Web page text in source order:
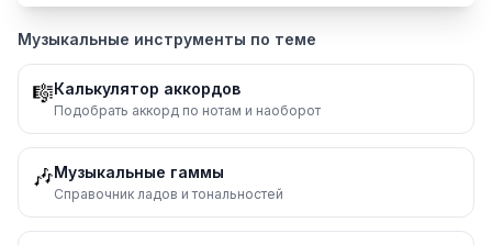
Музыкальные инструменты по теме
🎼Калькулятор аккордов
Подобрать аккорд по нотам и наоборот
🎶Музыкальные гаммы
Справочник ладов и тональностей